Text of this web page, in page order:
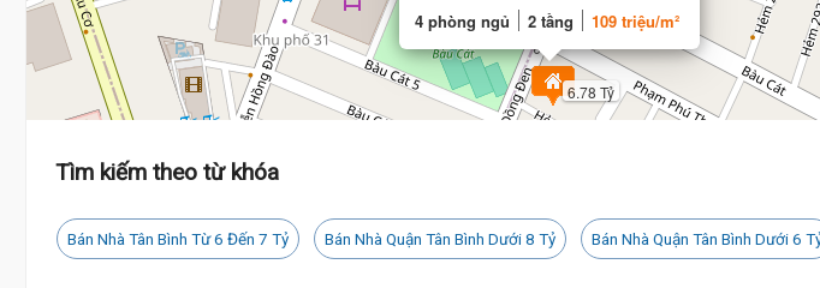
6.78 Tỷ
4 phòng ngủ 2 tầng 109 triệu/m²
Tìm kiếm theo từ khóa
Bán Nhà Tân Bình Từ 6 Đến 7 Tỷ Bán Nhà Quận Tân Bình Dưới 8 Tỷ Bán Nhà Quận Tân Bình Dưới 6